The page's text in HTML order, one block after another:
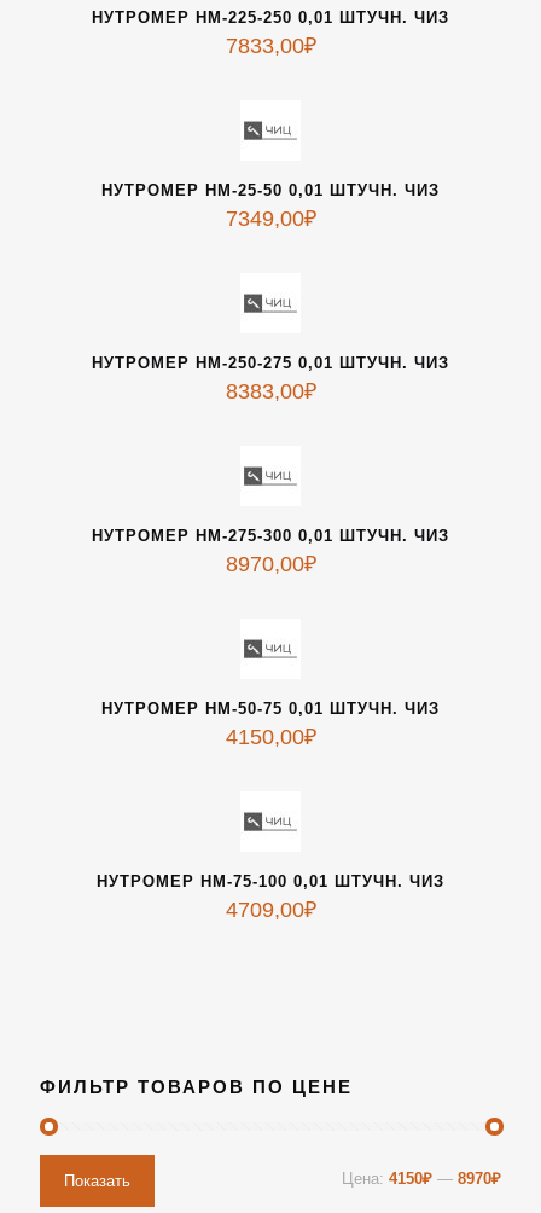
НУТРОМЕР НМ-225-250 0,01 ШТУЧН. ЧИЗ
7833,00₽
НУТРОМЕР НМ-25-50 0,01 ШТУЧН. ЧИЗ
7349,00₽
НУТРОМЕР НМ-250-275 0,01 ШТУЧН. ЧИЗ
8383,00₽
НУТРОМЕР НМ-275-300 0,01 ШТУЧН. ЧИЗ
8970,00₽
НУТРОМЕР НМ-50-75 0,01 ШТУЧН. ЧИЗ
4150,00₽
НУТРОМЕР НМ-75-100 0,01 ШТУЧН. ЧИЗ
4709,00₽
ФИЛЬТР ТОВАРОВ ПО ЦЕНЕ
Показать Цена: 4150₽ — 8970₽